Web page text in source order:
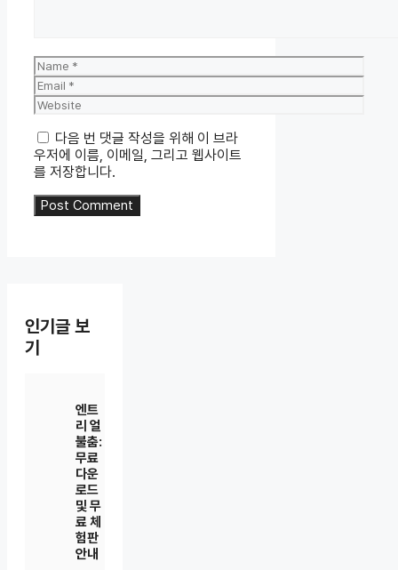
Name
Email
Website
다음 번 댓글 작성을 위해 이 브라
우저에 이름, 이메일, 그리고 웹사이트
를 저장합니다.
인기글 보
기
엔트
리 얼
불춤:
무료
다운
로드
및 무
료 체
험판
안내